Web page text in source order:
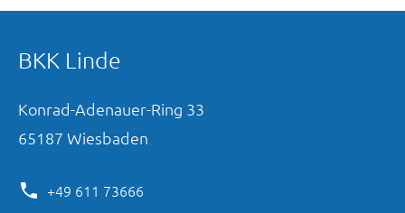
BKK Linde
Konrad-Adenauer-Ring 33
65187 Wiesbaden
+49 611 73666